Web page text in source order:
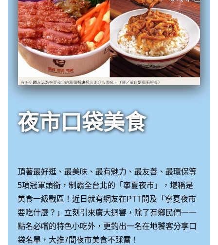
夜市口袋美食
頂著最好逛、最美味、最有魅力、最友善、最環保等
5項冠軍頭銜，制霸全台北的「寧夏夜市」，堪稱是
美食一級戰區！近日就有網友在PTT問及「寧夏夜市
要吃什麼？」立刻引來廣大迴響，除了有鄉民們一一
點名必嚐的特色小吃外，更釣出一名在地饕客分享口
袋名單，大推7間夜市美食不踩雷！